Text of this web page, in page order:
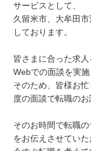
サービスとして、
久留米市、大牟田
しております。
皆さまに合った求
Webでの面談を実施
そのため、皆様お
度の面談で転職のお
そのお時間で転職
をお伝えさせていた